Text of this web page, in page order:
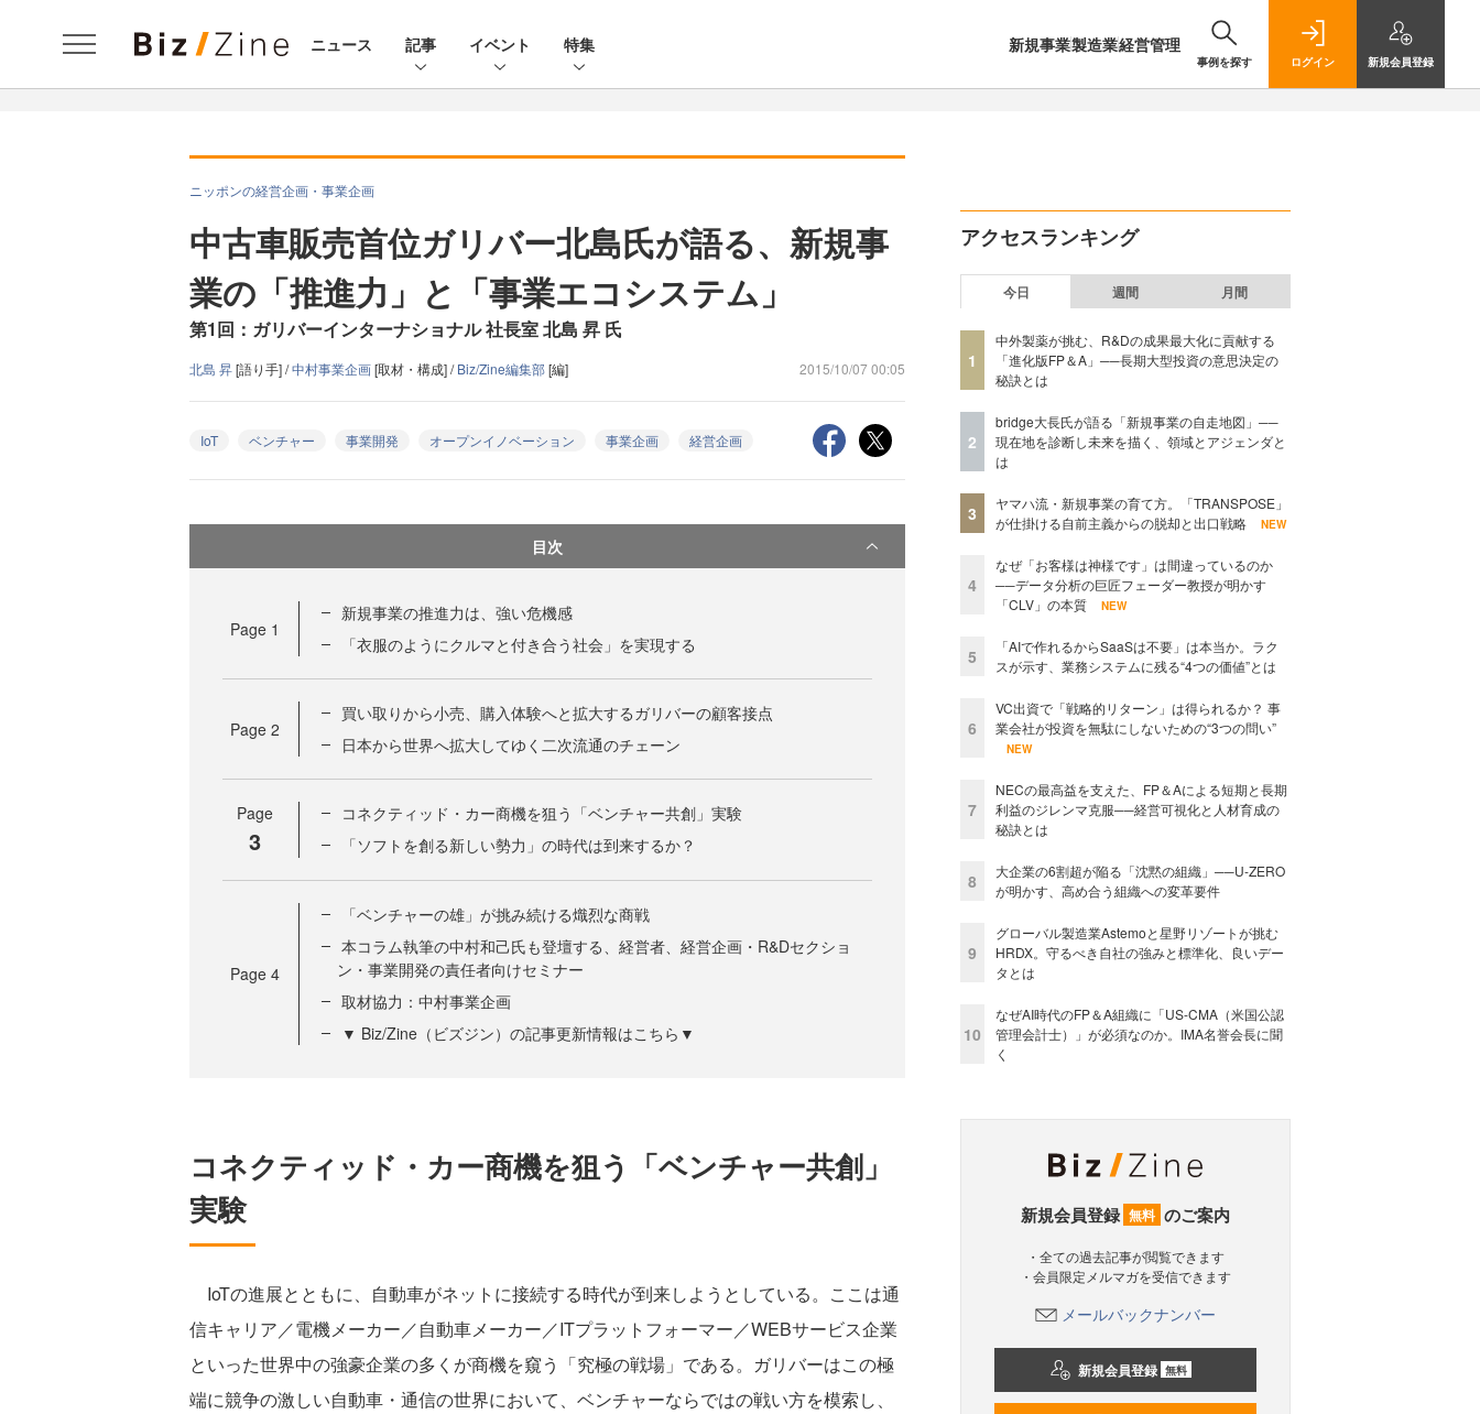
ニュース 記事 イベント 特集 新規事業製造業経営管理
事例を探す ログイン 新規会員登録
ニッポンの経営企画・事業企画
中古車販売首位ガリバー北島氏が語る、新規事
業の「推進力」と「事業エコシステム」
第1回：ガリバーインターナショナル 社長室 北島 昇 氏
北島 昇[語り手] /中村事業企画[取材・構成] /Biz/Zine編集部[編] 2015/10/07 00:05
IoT ベンチャー 事業開発 オープンイノベーション 事業企画 経営企画
目次
Page 1
新規事業の推進力は、強い危機感
「衣服のようにクルマと付き合う社会」を実現する
Page 2
買い取りから小売、購入体験へと拡大するガリバーの顧客接点
日本から世界へ拡大してゆく二次流通のチェーン
Page
3
コネクティッド・カー商機を狙う「ベンチャー共創」実験
「ソフトを創る新しい勢力」の時代は到来するか？
Page 4
「ベンチャーの雄」が挑み続ける熾烈な商戦
本コラム執筆の中村和己氏も登壇する、経営者、経営企画・R&Dセクショ
ン・事業開発の責任者向けセミナー
取材協力：中村事業企画
▼ Biz/Zine（ビズジン）の記事更新情報はこちら▼
コネクティッド・カー商機を狙う「ベンチャー共創」
実験
IoTの進展とともに、自動車がネットに接続する時代が到来しようとしている。ここは通
信キャリア／電機メーカー／自動車メーカー／ITプラットフォーマー／WEBサービス企業
といった世界中の強豪企業の多くが商機を窺う「究極の戦場」である。ガリバーはこの極
端に競争の激しい自動車・通信の世界において、ベンチャーならではの戦い方を模索し、
アクセスランキング
今日 週間 月間
1
中外製薬が挑む、R&Dの成果最大化に貢献する
「進化版FP＆A」──長期大型投資の意思決定の
秘訣とは
2
bridge大長氏が語る「新規事業の自走地図」──
現在地を診断し未来を描く、領域とアジェンダと
は
3
ヤマハ流・新規事業の育て方。「TRANSPOSE」
が仕掛ける自前主義からの脱却と出口戦略
NEW
4
なぜ「お客様は神様です」は間違っているのか
──データ分析の巨匠フェーダー教授が明かす
「CLV」の本質
NEW
5
「AIで作れるからSaaSは不要」は本当か。ラク
スが示す、業務システムに残る“4つの価値”とは
6
VC出資で「戦略的リターン」は得られるか？ 事
業会社が投資を無駄にしないための“3つの問い”
NEW
7
NECの最高益を支えた、FP＆Aによる短期と長期
利益のジレンマ克服──経営可視化と人材育成の
秘訣とは
8
大企業の6割超が陥る「沈黙の組織」──U-ZERO
が明かす、高め合う組織への変革要件
9
グローバル製造業Astemoと星野リゾートが挑む
HRDX。守るべき自社の強みと標準化、良いデー
タとは
10
なぜAI時代のFP＆A組織に「US-CMA（米国公認
管理会計士）」が必須なのか。IMA名誉会長に聞
く
新規会員登録 無料 のご案内
・全ての過去記事が閲覧できます
・会員限定メルマガを受信できます
メールバックナンバー
新規会員登録 無料